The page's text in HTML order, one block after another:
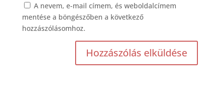
A nevem, e-mail címem, és weboldalcímem
mentése a böngészőben a következő
hozzászólásomhoz.